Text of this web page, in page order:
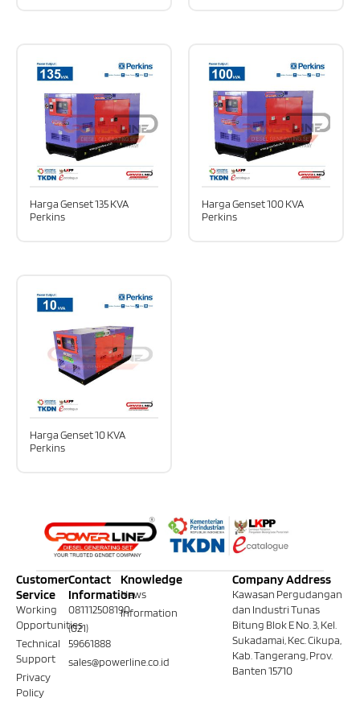
Harga Genset 135 KVA
Perkins
Harga Genset 100 KVA
Perkins
Harga Genset 10 KVA
Perkins
Customer
Service
Working
Opportunities
Technical
Support
Privacy
Policy
Contact
Information
081112508190
(021)
59661888
sales@powerline.co.id
Knowledge
News
Information
Company Address
Kawasan Pergudangan
dan Industri Tunas
Bitung Blok E No. 3, Kel.
Sukadamai, Kec. Cikupa,
Kab. Tangerang, Prov.
Banten 15710